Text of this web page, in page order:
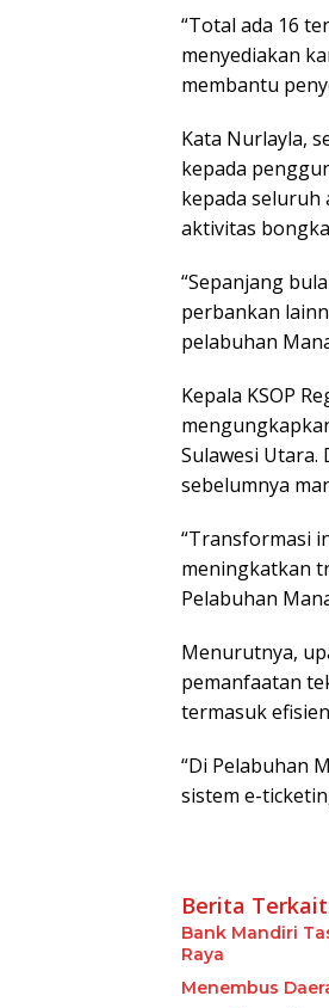
“Total ada 16
menyediakan
membantu
Kata Nurlayla,
kepada
kepada
aktivitas
“Sepanjang
perbankan
pelabuhan
Kepala KSOP
Sulawesi
sebelumnya
“Transformasi
meningkatkan
Pelabuhan
Menurutnya,
pemanfaatan
termasuk
“Di Pelabuhan
sistem e-
Berita Terkait
Bank Mandiri
Raya
Menembus